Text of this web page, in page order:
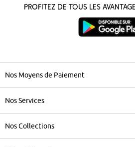
Profitez de tous les
Nos Moyens de Paiement
Nos Services
Nos Collections